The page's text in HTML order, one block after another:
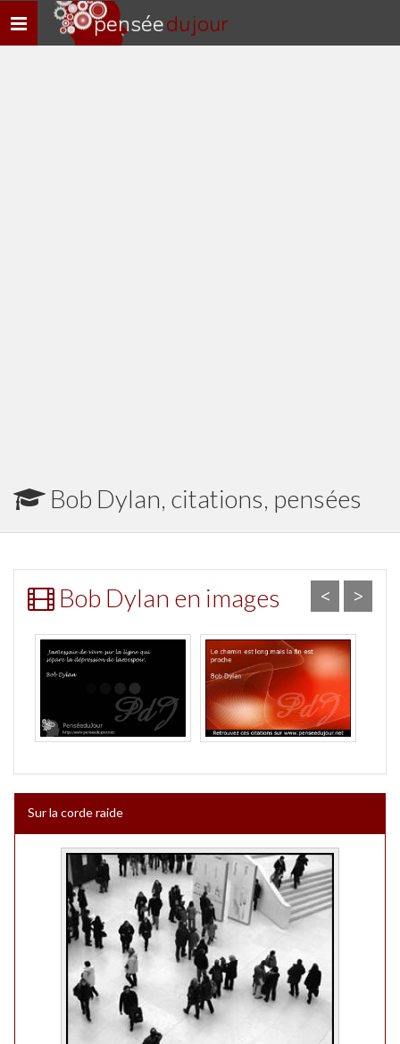
Navigation
rapide
penséedu jour
Bob Dylan, citations, pensées
Bob Dylan en images < >
Sur la corde raide